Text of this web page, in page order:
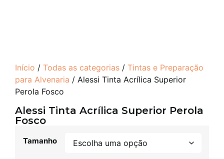
Início / Todas as categorias / Tintas e Preparação
para Alvenaria / Alessi Tinta Acrílica Superior
Perola Fosco
Alessi Tinta Acrílica Superior Perola
Fosco
Tamanho